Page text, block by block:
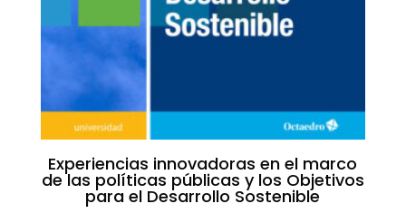
Experiencias innovadoras en el marco
de las políticas públicas y los Objetivos
para el Desarrollo Sostenible